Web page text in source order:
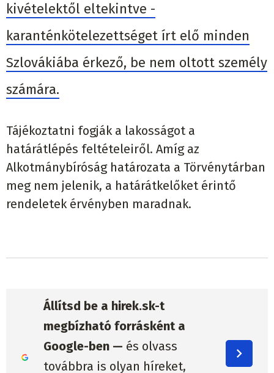
kivételektől eltekintve -
karanténkötelezettséget írt elő minden
Szlovákiába érkező, be nem oltott személy
számára.
Tájékoztatni fogják a lakosságot a
határátlépés feltételeiről. Amíg az
Alkotmánybíróság határozata a Törvénytárban
meg nem jelenik, a határátkelőket érintő
rendeletek érvényben maradnak.
Állítsd be a hirek.sk-t
megbízható forrásként a
Google-ben — és olvass
továbbra is olyan híreket,